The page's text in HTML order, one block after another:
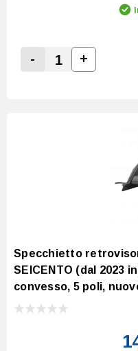
Decrease Quantity:
-
Increase
+
Specchietto
SEICENTO (dal 2023
convesso, 5 poli,